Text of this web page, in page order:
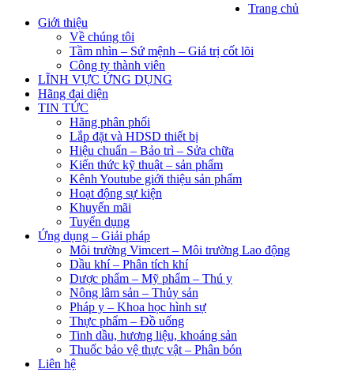
Trang chủ
Giới thiệu
Về chúng tôi
Tầm nhìn – Sứ mệnh – Giá trị cốt lõi
Công ty thành viên
LĨNH VỰC ỨNG DỤNG
Hãng đại diện
TIN TỨC
Hãng phân phối
Lắp đặt và HDSD thiết bị
Hiệu chuẩn – Bảo trì – Sửa chữa
Kiến thức kỹ thuật – sản phẩm
Kênh Youtube giới thiệu sản phẩm
Hoạt động sự kiện
Khuyến mãi
Tuyển dụng
Ứng dụng – Giải pháp
Môi trường Vimcert – Môi trường Lao động
Dầu khí – Phân tích khí
Dược phẩm – Mỹ phẩm – Thú y
Nông lâm sản – Thủy sản
Pháp y – Khoa học hình sự
Thực phẩm – Đồ uống
Tinh dầu, hương liệu, khoáng sản
Thuốc bảo vệ thực vật – Phân bón
Liên hệ